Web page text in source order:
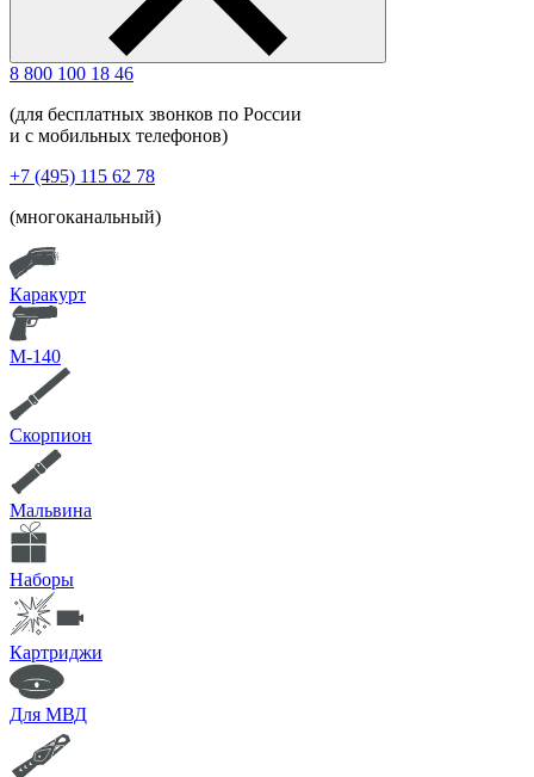
8 800 100 18 46
(для бесплатных звонков по России
и с мобильных телефонов)
+7 (495) 115 62 78
(многоканальный)
Каракурт
М-140
Скорпион
Мальвина
Наборы
Картриджи
Для МВД